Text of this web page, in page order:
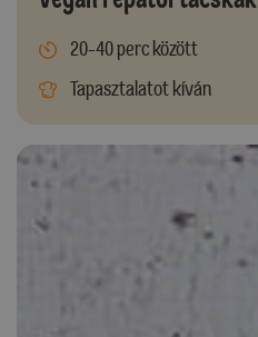
20-40 perc között
Tapasztalatot kíván